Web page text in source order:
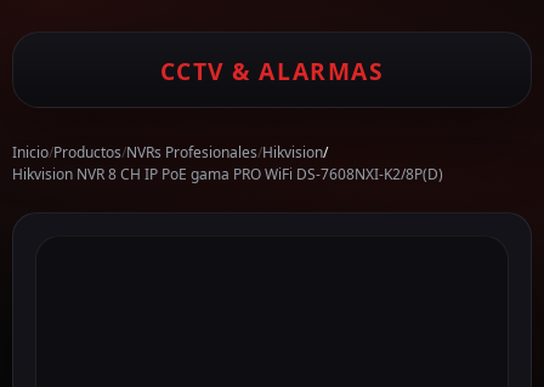
CCTV & ALARMAS
Inicio/Productos/NVRs Profesionales/Hikvision/
Hikvision NVR 8 CH IP PoE gama PRO WiFi DS-7608NXI-K2/8P(D)